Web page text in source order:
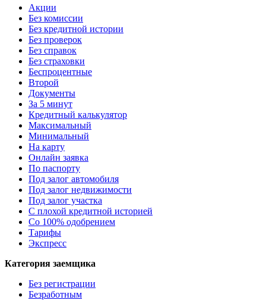
Акции
Без комиссии
Без кредитной истории
Без проверок
Без справок
Без страховки
Беспроцентные
Второй
Документы
За 5 минут
Кредитный калькулятор
Максимальный
Минимальный
На карту
Онлайн заявка
По паспорту
Под залог автомобиля
Под залог недвижимости
Под залог участка
С плохой кредитной историей
Со 100% одобрением
Тарифы
Экспресс
Категория заемщика
Без регистрации
Безработным